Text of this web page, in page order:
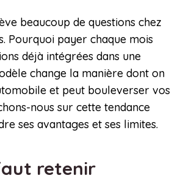
beaucoup de questions chez
Pourquoi payer chaque mois
déjà intégrées dans une
change la manière dont on
et peut bouleverser vos
nous sur cette tendance
ses avantages et ses limites.
retenir